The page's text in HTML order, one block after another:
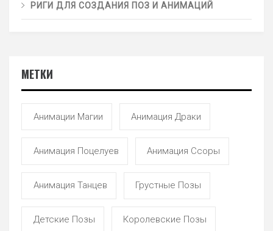
РИГИ ДЛЯ СОЗДАНИЯ ПОЗ И АНИМАЦИЙ
МЕТКИ
Анимации Магии Анимация Драки
Анимация Поцелуев Анимация Ссоры
Анимация Танцев Грустные Позы
Детские Позы Королевские Позы